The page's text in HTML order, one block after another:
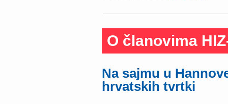
O članovima
Na sajmu u
hrvatskih tvrtki